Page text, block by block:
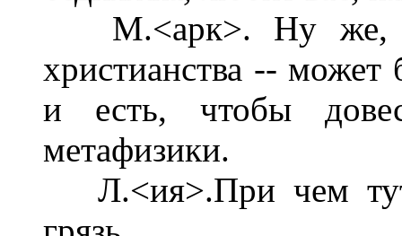
М.<арк>. Ну же,
христианства --
и есть, чтобы
метафизики.
Л.<ия>.При чем